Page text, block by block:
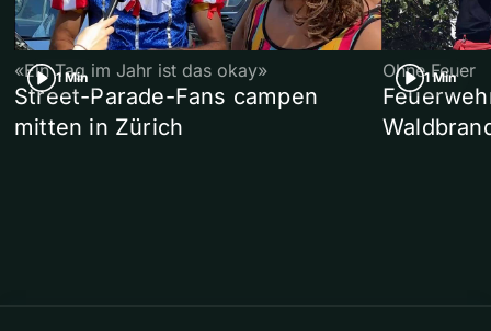
1 Min
«Ein Tag im Jahr ist das okay»
Street-Parade-Fans campen
mitten in Zürich
1 Min
Ohne Feuer